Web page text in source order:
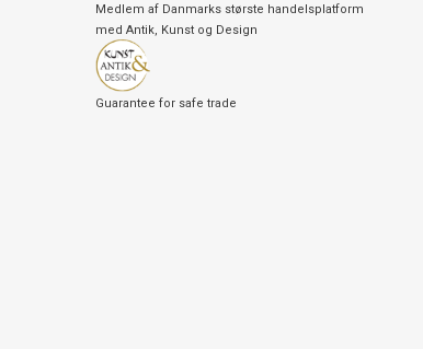
Medlem af Danmarks største handelsplatform
med Antik, Kunst og Design
Guarantee for safe trade